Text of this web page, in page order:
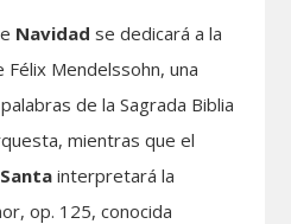
Navidad se dedicará a la
Félix Mendelssohn, una
de la Sagrada Biblia
mientras que el
interpretará la
op. 125, conocida